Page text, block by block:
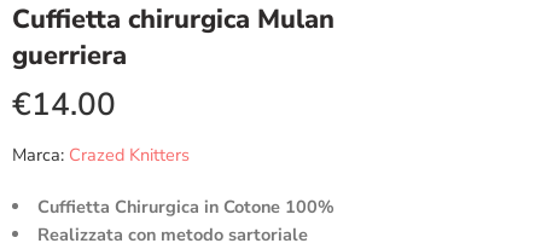
Cuffietta chirurgica Mulan
guerriera
€14.00
Marca: Crazed Knitters
Cuffietta Chirurgica in Cotone 100%
Realizzata con metodo sartoriale